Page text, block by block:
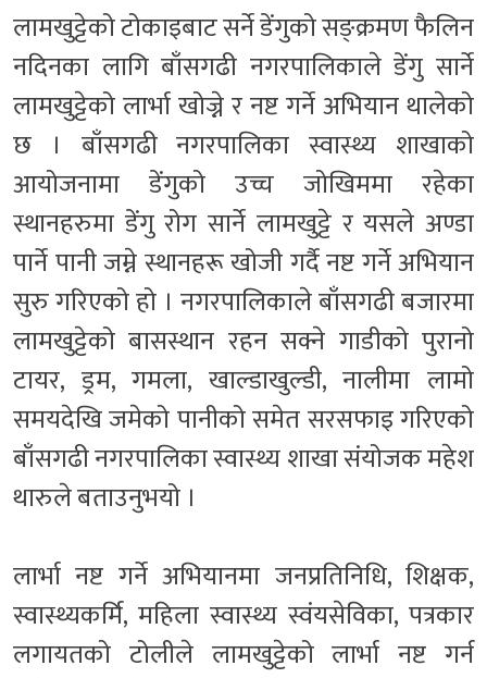
लामखुट्टेको टोकाइबाट सर्ने डेंगुको सङ्क्रमण फैलिन
नदिनका लागि बाँसगढी नगरपालिकाले डेंगु सार्ने
लामखुट्टेको लार्भा खोज्ने र नष्ट गर्ने अभियान थालेको
छ । बाँसगढी नगरपालिका स्वास्थ्य शाखाको
आयोजनामा डेंगुको उच्च जोखिममा रहेका
स्थानहरुमा डेंगु रोग सार्ने लामखुट्टे र यसले अण्डा
पार्ने पानी जम्ने स्थानहरू खोजी गर्दै नष्ट गर्ने अभियान
सुरु गरिएको हो । नगरपालिकाले बाँसगढी बजारमा
लामखुट्टेको बासस्थान रहन सक्ने गाडीको पुरानो
टायर, ड्रम, गमला, खाल्डाखुल्डी, नालीमा लामो
समयदेखि जमेको पानीको समेत सरसफाइ गरिएको
बाँसगढी नगरपालिका स्वास्थ्य शाखा संयोजक महेश
थारुले बताउनुभयो ।
लार्भा नष्ट गर्ने अभियानमा जनप्रतिनिधि, शिक्षक,
स्वास्थ्यकर्मि, महिला स्वास्थ्य स्वंयसेविका, पत्रकार
लगायतको टोलीले लामखुट्टेको लार्भा नष्ट गर्न